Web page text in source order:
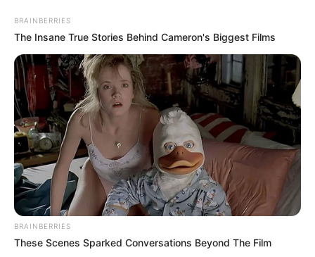
content
BRAINBERRIES
The Insane True Stories Behind Cameron's Biggest Films
BRAINBERRIES
These Scenes Sparked Conversations Beyond The Film